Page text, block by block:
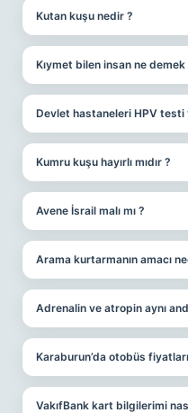
Kutan kuşu nedir ?
Kıymet bilen insan ne demek
Devlet hastaneleri HPV testi
Kumru kuşu hayırlı mıdır ?
Avene İsrail malı mı ?
Arama kurtarmanın amacı
Adrenalin ve atropin aynı
Karaburun’da otobüs
VakıfBank kart bilgilerimi